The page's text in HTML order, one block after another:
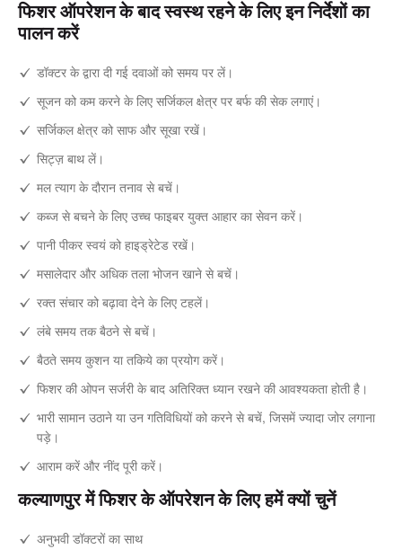
फिशर ऑपरेशन के बाद स्वस्थ रहने के लिए इन निर्देशों का
पालन करें
डॉक्टर के द्वारा दी गई दवाओं को समय पर लें।
सूजन को कम करने के लिए सर्जिकल क्षेत्र पर बर्फ की सेक लगाएं।
सर्जिकल क्षेत्र को साफ और सूखा रखें।
सिट्ज़ बाथ लें।
मल त्याग के दौरान तनाव से बचें।
कब्ज से बचने के लिए उच्च फाइबर युक्त आहार का सेवन करें।
पानी पीकर स्वयं को हाइड्रेटेड रखें।
मसालेदार और अधिक तला भोजन खाने से बचें।
रक्त संचार को बढ़ावा देने के लिए टहलें।
लंबे समय तक बैठने से बचें।
बैठते समय कुशन या तकिये का प्रयोग करें।
फिशर की ओपन सर्जरी के बाद अतिरिक्त ध्यान रखने की आवश्यकता होती है।
भारी सामान उठाने या उन गतिविधियों को करने से बचें, जिसमें ज्यादा जोर लगाना
पड़े।
आराम करें और नींद पूरी करें।
कल्याणपुर में फिशर के ऑपरेशन के लिए हमें क्यों चुनें
अनुभवी डॉक्टरों का साथ